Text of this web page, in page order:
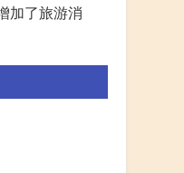
加了旅游消